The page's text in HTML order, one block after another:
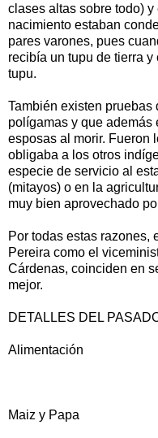
clases altas sobre todo)
nacimiento estaban
pares varones, pues
recibía un tupu de tierra
tupu.
También existen pruebas
polígamas y que además
esposas al morir. Fueron
obligaba a los otros
especie de servicio al
(mitayos) o en la
muy bien aprovechado
Por todas estas razones,
Pereira como el
Cárdenas, coinciden en
mejor.
DETALLES DEL
Alimentación
Maiz y Papa